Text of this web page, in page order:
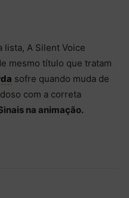
lista, A Silent Voice
mesmo título que tratam
sofre quando muda de
com a correta
na animação.